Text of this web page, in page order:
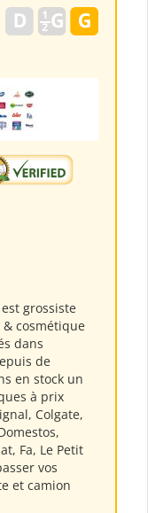
est grossiste
cosmétique
dans
de
en stock un
à prix
Colgate,
Fa, Le Petit
vos
et camion